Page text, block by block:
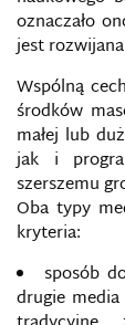
oznaczało
jest
Wspólną
środków
małej lub
jak i
szerszemu
Oba typy
kryteria:
sposób
drugie
FACEBOOK
FAKE NEWS
FAKEAPP
FILTER